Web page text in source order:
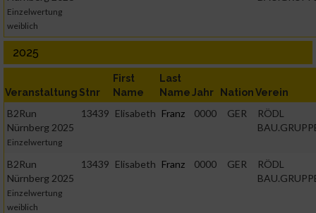
Einzelwertung
weiblich
2025
Veranstaltung Stnr
First
Name
Last
NameJahr NationVerein
B2Run
Nürnberg 2025
Einzelwertung
13439 Elisabeth Franz 0000 GER
RÖDL
B2Run
Nürnberg 2025
Einzelwertung
weiblich
13439 Elisabeth Franz 0000 GER
RÖDL